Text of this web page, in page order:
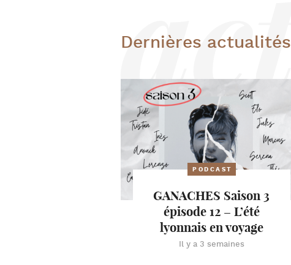
Dernières actualités
PODCAST
GANACHES Saison 3
épisode 12 – L’été
lyonnais en voyage
Il y a 3 semaines